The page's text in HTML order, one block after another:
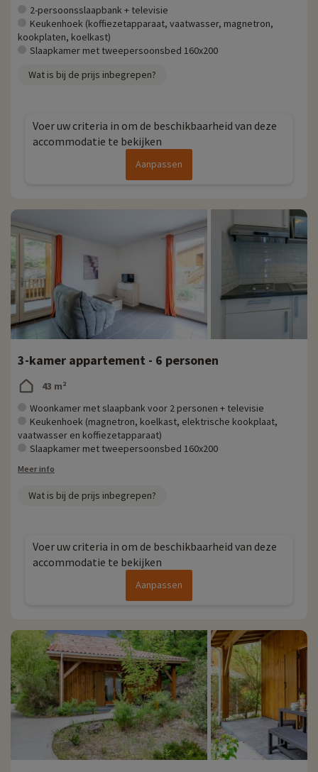
2-persoonsslaapbank + televisie
Keukenhoek (koffiezetapparaat, vaatwasser, magnetron,
kookplaten, koelkast)
Slaapkamer met tweepersoonsbed 160x200
Wat is bij de prijs inbegrepen?
Voer uw criteria in om de beschikbaarheid van deze
accommodatie te bekijken
Aanpassen
3-kamer appartement - 6 personen
43 m²
Woonkamer met slaapbank voor 2 personen + televisie
Keukenhoek (magnetron, koelkast, elektrische kookplaat,
vaatwasser en koffiezetapparaat)
Slaapkamer met tweepersoonsbed 160x200
Meer info
Wat is bij de prijs inbegrepen?
Voer uw criteria in om de beschikbaarheid van deze
accommodatie te bekijken
Aanpassen